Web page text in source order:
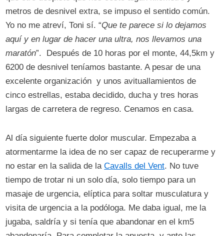
metros de desnivel extra, se impuso el sentido común.
Yo no me atreví, Toni sí. “Que te parece si lo dejamos
aquí y en lugar de hacer una ultra, nos llevamos una
maratón”. Después de 10 horas por el monte, 44,5km y
6200 de desnivel teníamos bastante. A pesar de una
excelente organización y unos avituallamientos de
cinco estrellas, estaba decidido, ducha y tres horas
largas de carretera de regreso. Cenamos en casa.
Al día siguiente fuerte dolor muscular. Empezaba a
atormentarme la idea de no ser capaz de recuperarme y
no estar en la salida de laCavalls del Vent. No tuve
tiempo de trotar ni un solo día, solo tiempo para un
masaje de urgencia, elíptica para soltar musculatura y
visita de urgencia a la podóloga. Me daba igual, me la
jugaba, saldría y si tenía que abandonar en el km5